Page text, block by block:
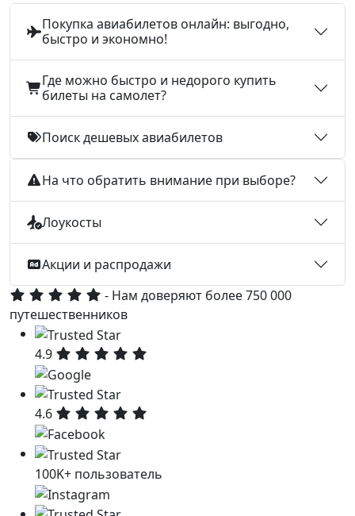
Покупка авиабилетов онлайн: выгодно,
быстро и экономно!
Где можно быстро и недорого купить
билеты на самолет?
Поиск дешевых авиабилетов
На что обратить внимание при выборе?
Лоукосты
Акции и распродажи
- Нам доверяют более 750 000
путешественников
4.9
4.6
100K+ пользователь